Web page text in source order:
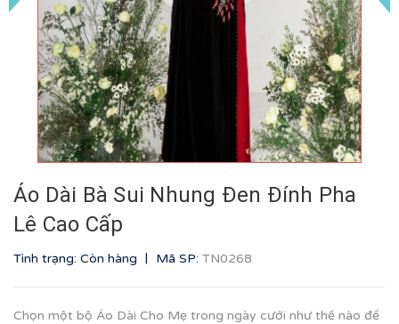
Áo Dài Bà Sui Nhung Đen Đính Pha
Lê Cao Cấp
Tình trạng: Còn hàng | Mã SP: TN0268
Chọn một bộ Áo Dài Cho Mẹ trong ngày cưới như thế nào để